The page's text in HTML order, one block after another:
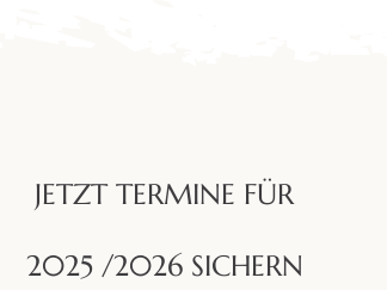
JETZT TERMINE FÜR
2025 /2026 SICHERN